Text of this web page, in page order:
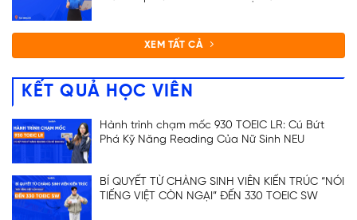
XEM TẤT CẢ
KẾT QUẢ HỌC VIÊN
Hành trình chạm mốc 930 TOEIC LR: Cú Bứt
Phá Kỹ Năng Reading Của Nữ Sinh NEU
BÍ QUYẾT TỪ CHÀNG SINH VIÊN KIẾN TRÚC “NÓI
TIẾNG VIỆT CÒN NGẠI” ĐẾN 330 TOEIC SW